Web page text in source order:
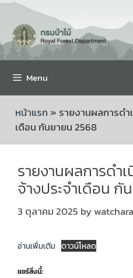
Menu
หน้าแรก » รายงานผลการด
เดือน กันยายน 2568
รายงานผลการดำ
จ้างประจำเดือน กั
3 ตุลาคม 2025 bywatchara
อ่านเพิ่มเติม ดาวน์โหลด
แชร์สิ่งนี้: